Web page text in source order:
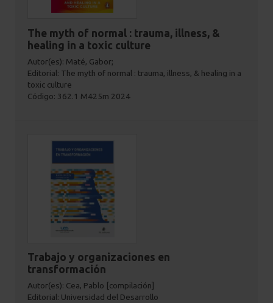
The myth of normal : trauma, illness, &
healing in a toxic culture
Autor(es): Maté, Gabor;
Editorial: The myth of normal : trauma, illness, & healing in a
toxic culture
Código: 362.1 M425m 2024
Trabajo y organizaciones en
transformación
Autor(es): Cea, Pablo [compilación]
Editorial: Universidad del Desarrollo